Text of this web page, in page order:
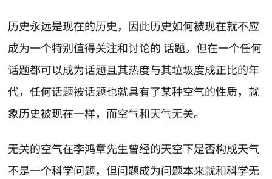
历史永远是现在的历史，因此历史如何被现在就不应
成为一个特别值得关注和讨论的 话题。但在一个任何
话题都可以成为话题且其热度与其垃圾度成正比的年
代，任何话题被话题也就具有了某种空气的性质，就
象历史被现在一样，而空气和天气无关。
无关的空气在李鸿章先生曾经的天空下是否构成天气
不是一个科学问题，但问题成为问题本来就和科学无